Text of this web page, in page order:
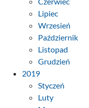
Lipiec
Wrzesień
Październik
Listopad
Grudzień
2019
Styczeń
Luty